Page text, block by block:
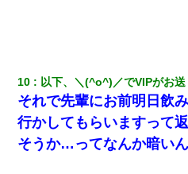
さんご存じですか？』
小学生の妹が20代の弟とチューし
見てから実家を出た。それから15
くもう堕胎できない月なんだと母
タあんてな
10 以下、＼(^o^)／でVIPがお送
それで先輩にお前明日飲
行かしてもらいますって
そうか…ってなんか暗い